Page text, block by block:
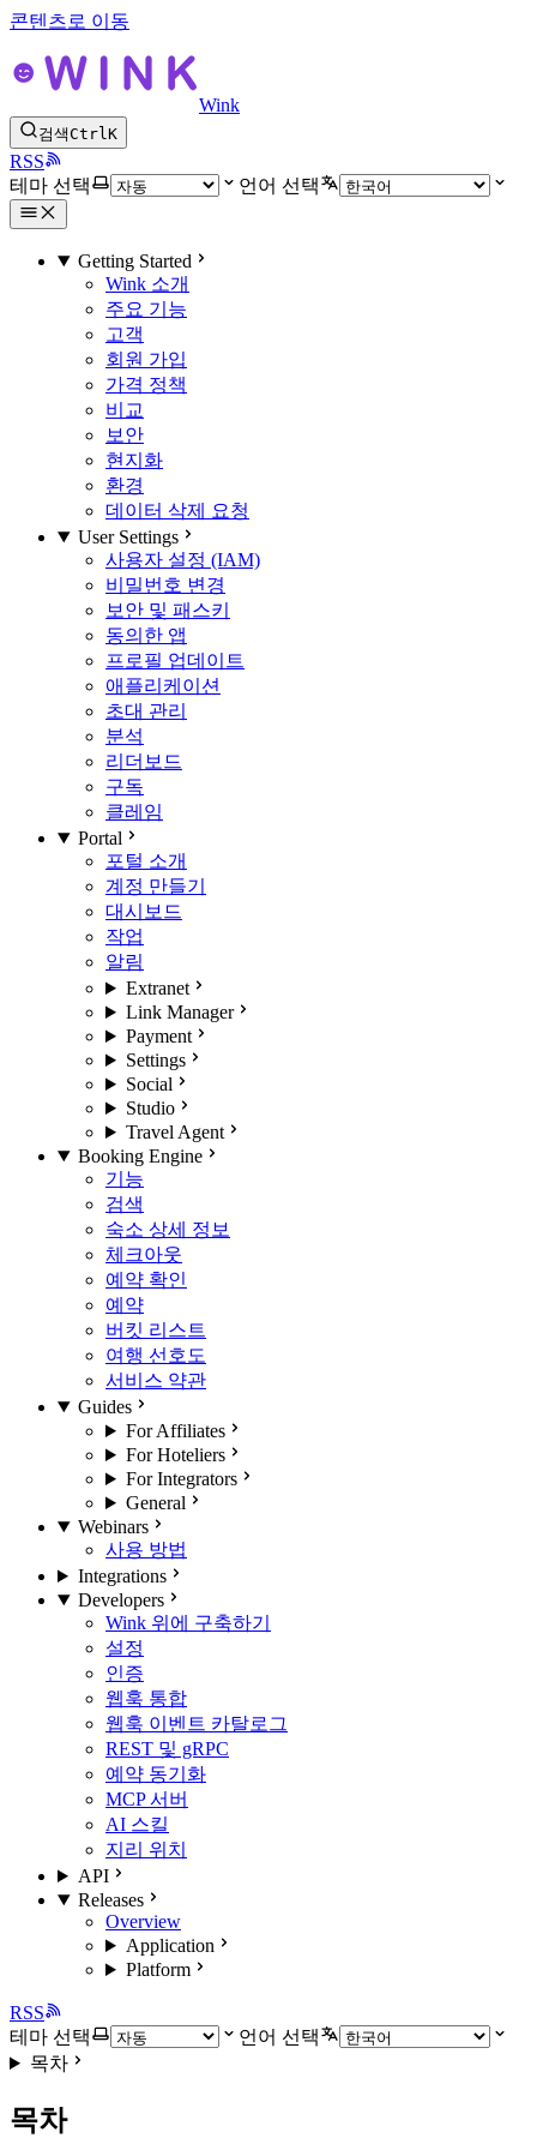
콘텐츠로 이동
Wink
검색CtrlK
RSS
테마 선택
언어 선택
Getting Started
Wink 소개
주요 기능
고객
회원 가입
가격 정책
비교
보안
현지화
환경
데이터 삭제 요청
User Settings
사용자 설정 (IAM)
비밀번호 변경
보안 및 패스키
동의한 앱
프로필 업데이트
애플리케이션
초대 관리
분석
리더보드
구독
클레임
Portal
포털 소개
계정 만들기
대시보드
작업
알림
Extranet
Link Manager
Payment
Settings
Social
Studio
Travel Agent
Booking Engine
기능
검색
숙소 상세 정보
체크아웃
예약 확인
예약
버킷 리스트
여행 선호도
서비스 약관
Guides
For Affiliates
For Hoteliers
For Integrators
General
Webinars
사용 방법
Integrations
Developers
Wink 위에 구축하기
설정
인증
웹훅 통합
웹훅 이벤트 카탈로그
REST 및 gRPC
예약 동기화
MCP 서버
AI 스킬
지리 위치
API
Releases
Overview
Application
Platform
RSS
테마 선택
언어 선택
목차
목차